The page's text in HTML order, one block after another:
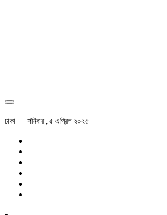
ঢাকা শনিবার , ৫ এপ্রিল ২০২৫